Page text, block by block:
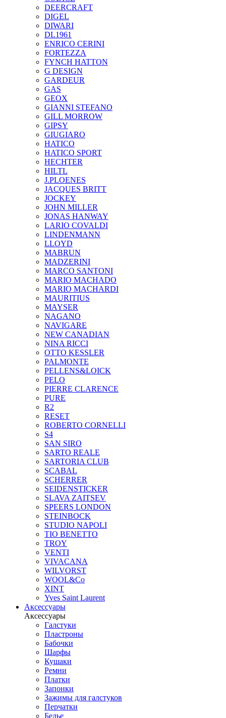
DEERCRAFT
DIGEL
DIWARI
DL1961
ENRICO CERINI
FORTEZZA
FYNCH HATTON
G DESIGN
GARDEUR
GAS
GEOX
GIANNI STEFANO
GILL MORROW
GIPSY
GIUGIARO
HATICO
HATICO SPORT
HECHTER
HILTL
J.PLOENES
JAСQUES BRITT
JOCKEY
JOHN MILLER
JONAS HANWAY
LARIO COVALDI
LINDENMANN
LLOYD
MABRUN
MADZERINI
MARCO SANTONI
MARIO MACHADO
MARIO MACHARDI
MAURITIUS
MAYSER
NAGANO
NAVIGARE
NEW CANADIAN
NINA RICCI
OTTO KESSLER
PALMONTE
PELLENS&LOICK
PELO
PIERRE CLARENCE
PURE
R2
RESET
ROBERTO CORNELLI
S4
SAN SIRO
SARTO REALE
SARTORIA CLUB
SCABAL
SCHERRER
SEIDENSTICKER
SLAVA ZAITSEV
SPEERS LONDON
STEINBOCK
STUDIO NAPOLI
TIO BENETTO
TROY
VENTI
VIVACANA
WILVORST
WOOL&Co
XINT
Yves Saint Laurent
Аксессуары
Аксессуары
Галстуки
Пластроны
Бабочки
Шарфы
Кушаки
Ремни
Платки
Запонки
Зажимы для галстуков
Перчатки
Белье